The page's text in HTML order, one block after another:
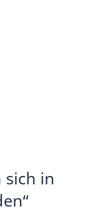
in